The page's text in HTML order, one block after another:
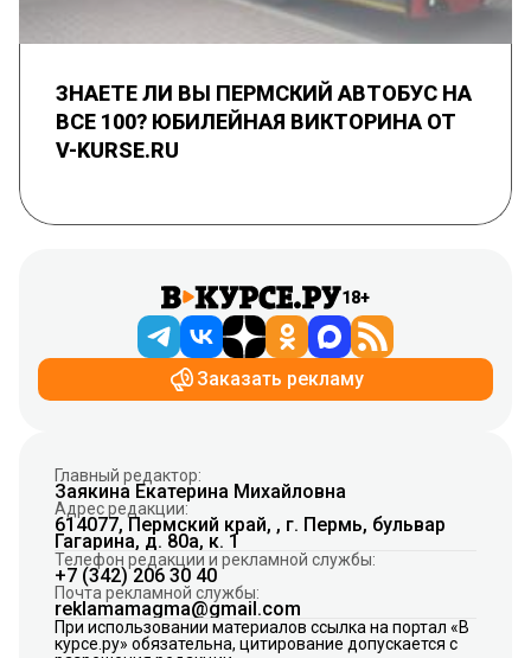
ЗНАЕТЕ ЛИ ВЫ ПЕРМСКИЙ АВТОБУС НА
ВСЕ 100? ЮБИЛЕЙНАЯ ВИКТОРИНА ОТ
V-KURSE.RU
18+
Заказать рекламу
Главный редактор:
Заякина Екатерина Михайловна
Адрес редакции:
614077, Пермский край, , г. Пермь, бульвар
Гагарина, д. 80а, к. 1
Телефон редакции и рекламной службы:
+7 (342) 206 30 40
Почта рекламной службы:
reklamamagma@gmail.com
При использовании материалов ссылка на портал «В
курсе.ру» обязательна, цитирование допускается с